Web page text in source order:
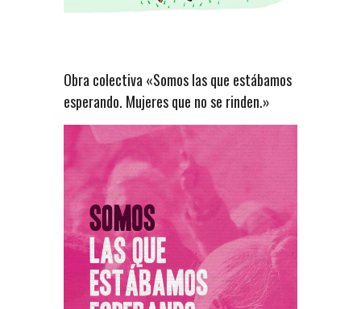
Obra colectiva «Somos las que estábamos
esperando. Mujeres que no se rinden.»